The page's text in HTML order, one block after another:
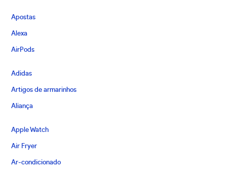
Apostas
Alexa
AirPods
Adidas
Artigos de armarinhos
Aliança
Apple Watch
Air Fryer
Ar-condicionado